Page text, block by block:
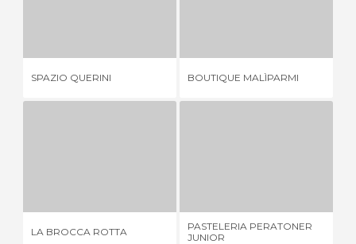
SPAZIO QUERINI BOUTIQUE MALÌPARMI
LA BROCCA ROTTA
PASTELERIA PERATONER
JUNIOR